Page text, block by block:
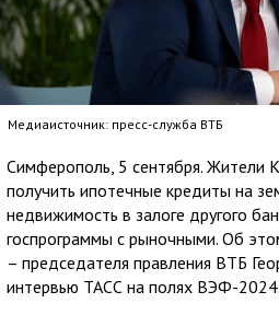
Медиаисточник: пресс-служба ВТБ
Симферополь, 5 сентября. Жители
получить ипотечные кредиты на
недвижимость в залоге другого
госпрограммы с рыночными. Об
– председателя правления ВТБ
интервью ТАСС на полях ВЭФ-2024.